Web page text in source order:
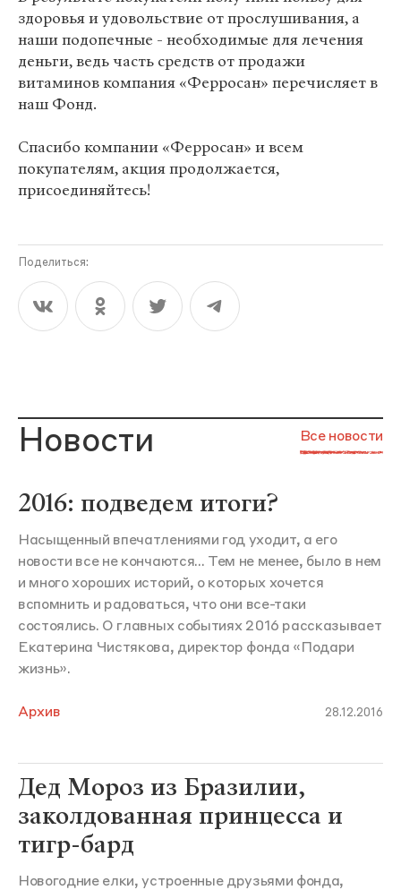
здоровья и удовольствие от прослушивания, а
наши подопечные - необходимые для лечения
деньги, ведь часть средств от продажи
витаминов компания «Ферросан» перечисляет в
наш Фонд.
Спасибо компании «Ферросан» и всем
покупателям, акция продолжается,
присоединяйтесь!
Поделиться:
Новости Все новости
2016: подведем итоги?
Насыщенный впечатлениями год уходит, а его
новости все не кончаются... Тем не менее, было в нем
и много хороших историй, о которых хочется
вспомнить и радоваться, что они все-таки
состоялись. О главных событиях 2016 рассказывает
Екатерина Чистякова, директор фонда «Подари
жизнь».
Архив 28.12.2016
Дед Мороз из Бразилии,
заколдованная принцесса и
тигр-бард
Новогодние елки, устроенные друзьями фонда,